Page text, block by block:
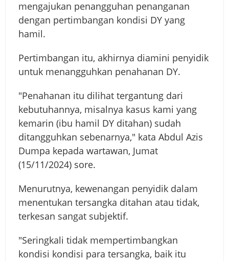
mengajukan penangguhan penanganan
dengan pertimbangan kondisi DY yang
hamil.
Pertimbangan itu, akhirnya diamini penyidik
untuk menangguhkan penahanan DY.
"Penahanan itu dilihat tergantung dari
kebutuhannya, misalnya kasus kami yang
kemarin (ibu hamil DY ditahan) sudah
ditangguhkan sebenarnya," kata Abdul Azis
Dumpa kepada wartawan, Jumat
(15/11/2024) sore.
Menurutnya, kewenangan penyidik dalam
menentukan tersangka ditahan atau tidak,
terkesan sangat subjektif.
"Seringkali tidak mempertimbangkan
kondisi kondisi para tersangka, baik itu